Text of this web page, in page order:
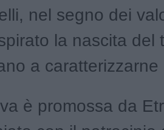
nel segno dei
la nascita del
a caratterizzarne
è promossa da